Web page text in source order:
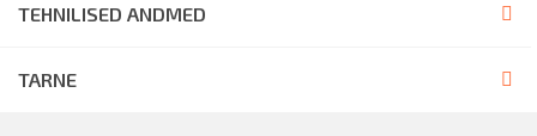
TEHNILISED ANDMED
TARNE